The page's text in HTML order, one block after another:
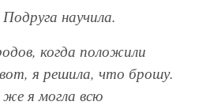
научила.
когда положили
я решила, что брошу.
я могла всю